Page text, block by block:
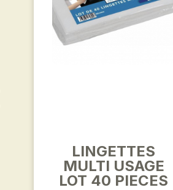
LINGETTES
MULTI USAGE
LOT 40 PIECES